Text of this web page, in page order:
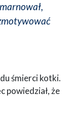
śmierci kotki.
powiedział, że